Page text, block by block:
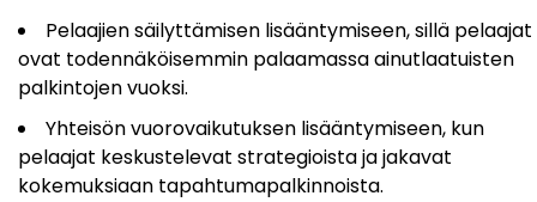
Pelaajien säilyttämisen lisääntymiseen, sillä pelaajat
ovat todennäköisemmin palaamassa ainutlaatuisten
palkintojen vuoksi.
Yhteisön vuorovaikutuksen lisääntymiseen, kun
pelaajat keskustelevat strategioista ja jakavat
kokemuksiaan tapahtumapalkinnoista.